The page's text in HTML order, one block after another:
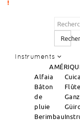
Instruments
Alfaia
Bâton
de
pluie
Berimbau
Cuica
Flûte